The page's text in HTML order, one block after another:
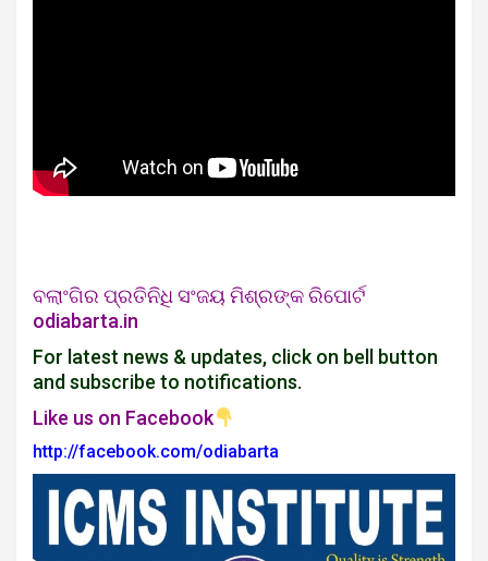
ବଲାଂଗିର ପ୍ରତିନିଧି ସଂଜୟ ମିଶ୍ରଙ୍କ ରିପୋର୍ଟ
odiabarta.in
For latest news & updates, click on bell button
and subscribe to notifications.
Like us on Facebook
http://facebook.com/odiabarta